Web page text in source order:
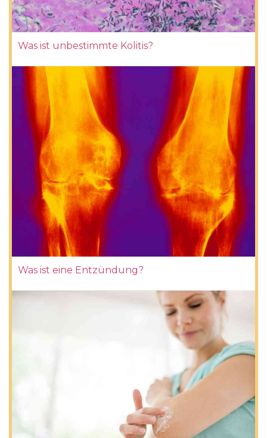
Was ist unbestimmte Kolitis?
Was ist eine Entzündung?